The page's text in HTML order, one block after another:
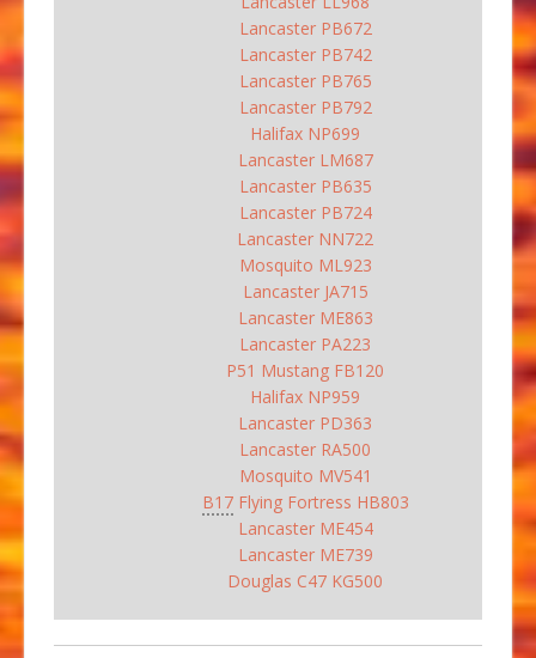
Lancaster PB672
Lancaster PB742
Lancaster PB765
Lancaster PB792
Halifax NP699
Lancaster LM687
Lancaster PB635
Lancaster PB724
Lancaster NN722
Mosquito ML923
Lancaster JA715
Lancaster ME863
Lancaster PA223
P51 Mustang FB120
Halifax NP959
Lancaster PD363
Lancaster RA500
Mosquito MV541
B17Flying Fortress HB803
Lancaster ME454
Lancaster ME739
Douglas C47 KG500